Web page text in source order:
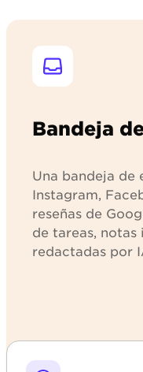
Bandeja
Una bandeja de
Instagram,
reseñas de
de tareas, notas
redactadas por
Explorar